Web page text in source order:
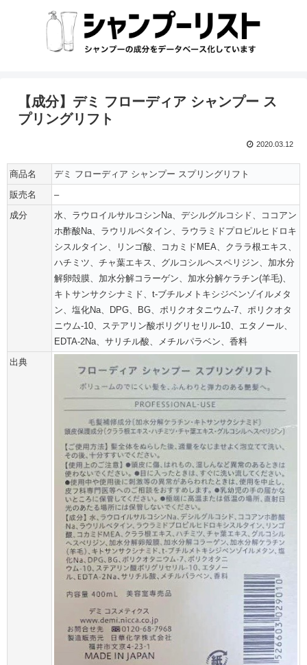
【成分】デミ フローディア シャンプー ス
プリングリフト
2020.03.12
商品名
デミ フローディア シャンプー スプリングリフト
販売名
–
成分
水、ラウロイルサルコシンNa、デシルグルコシド、ココアン
ホ酢酸Na、ラウリルベタイン、ラウラミドプロピルヒドロキ
シスルタイン、リンゴ酸、コカミドMEA、クララ根エキス、
ハチミツ、チャ葉エキス、グルコシルヘスペリジン、加水分
解卵殻膜、加水分解コラーゲン、加水分解ケラチン(羊毛)、
キトサンサクシナミド、t-ブチルメトキシジベンゾイルメタ
ン、塩化Na、DPG、BG、ポリクオタニウム-7、ポリクオタ
ニウム-10、ステアリン酸ポリグリセリル-10、エタノール、
EDTA-2Na、サリチル酸、メチルパラベン、香料
出典